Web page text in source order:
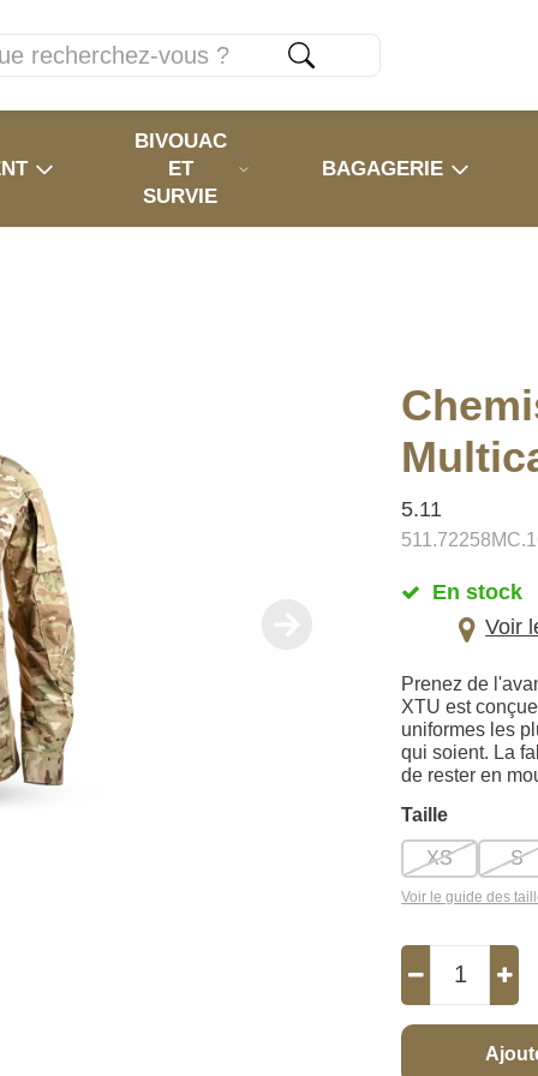
BIVOUAC
ET
SURVIE
BAGAGERIE
5.11
En stock
Voir
Prenez de
XTU est
uniformes les
qui soient. La
de rester en
Taille
XS S
Voir le guide des